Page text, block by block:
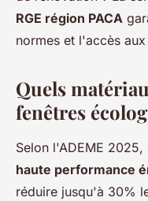
RGE région PACA
normes et l'accès
Quels
fenêtres
Selon l'ADEME 2025,
haute performance
réduire jusqu'à 30%